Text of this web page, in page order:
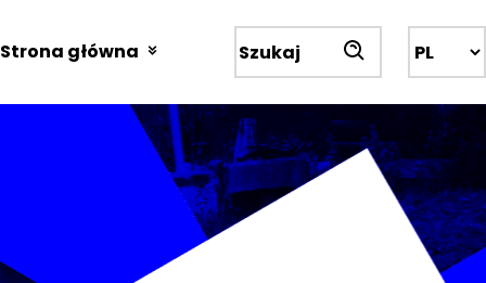
treści
Strona główna Wyszukiwarka